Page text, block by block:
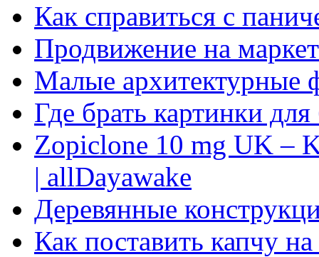
Как справиться с
Продвижение на
Малые архитектурные
Где брать картинки
Zopiclone 10 mg UK –
| allDayawake
Деревянные
Как поставить капчу